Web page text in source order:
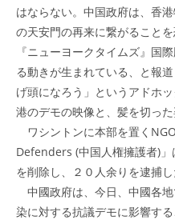
はならない。中国政府は、香
の天安門の再来に繋がること
『ニューヨークタイムズ』国
る動きが生まれている、と報
げ頭になろう」というアドホ
港のデモの映像と、髪を切った
ワシントンに本部を置く
Defenders (中国人権擁護者)
を削除し、２０人余りを逮捕し
中國政府は、今日、中國各
染に対する抗議デモに影響す